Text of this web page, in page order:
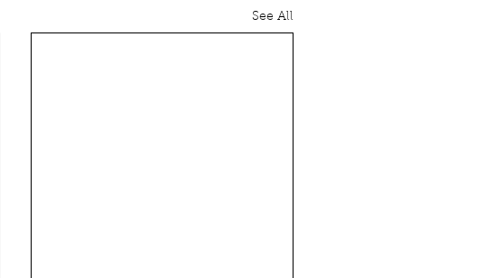
See All